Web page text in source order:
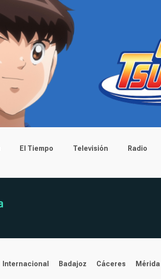
El Tiempo Televisión Radio
Internacional Badajoz Cáceres Mérida